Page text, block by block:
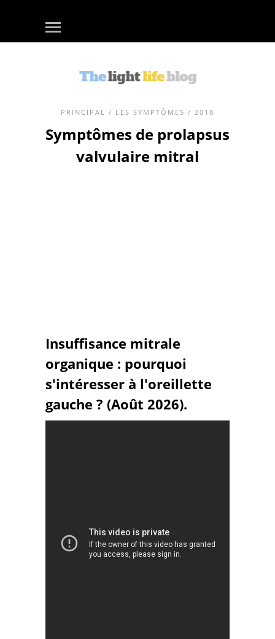
PRINCIPAL / LES SYMPTÔMES / 2018
Symptômes de prolapsus
valvulaire mitral
Insuffisance mitrale
organique : pourquoi
s'intéresser à l'oreillette
gauche ? (Août 2026).